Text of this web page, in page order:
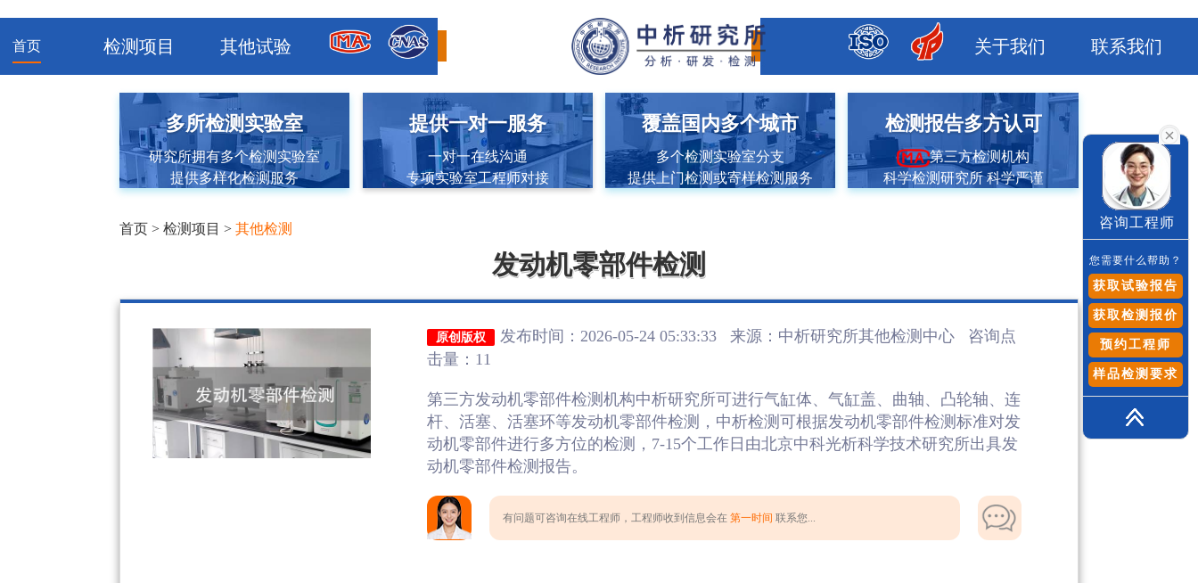
首页 检测项目 其他试验 关于我们 联系我们
多所检测实验室
研究所拥有多个检测实验室
提供多样化检测服务
提供一对一服务
一对一在线沟通
专项实验室工程师对接
覆盖国内多个城市
多个检测实验室分支
提供上门检测或寄样检测服务
检测报告多方认可
第三方检测机构
科学检测研究所 科学严谨
首页 >检测项目 >其他检测
发动机零部件检测
原创版权 发布时间：2026-05-24 05:33:33 来源： 中析研究所其他检测 中心 咨询点
击量：11
第三方发动机零部件检测机构中析研究所可进行气缸体、气缸盖、曲轴、凸轮轴、连
杆、活塞、活塞环等发动机零部件检测，中析检测可根据发动机零部件检测标准对发
动机零部件进行多方位的检测，7-15个工作日由北京中科光析科学技术研究所出具发
动机零部件检测报告。
有问题可咨询在线工程师，工程师收到信息会在 第一时间 联系您...
咨询工程师
您需要什么帮助？
获取试验报告
获取检测报价
预约工程师
样品检测要求